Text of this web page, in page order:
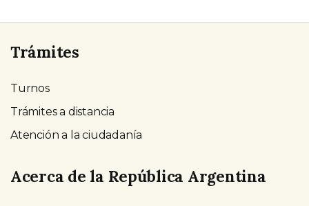
Trámites
Turnos
Trámites a distancia
Atención a la ciudadanía
Acerca de la República Argentina